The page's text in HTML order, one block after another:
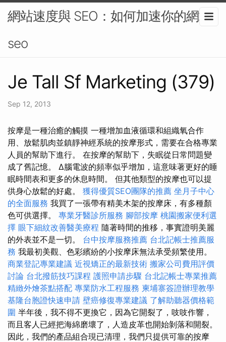
網站速度與 SEO：如何加速你的網站-
seo
Je Tall Sf Marketing (379)
Sep 12, 2013
按摩是一種治癒的觸摸 一種增加血液循環和組織氧合作
用、放鬆肌肉並鎮靜神經系統的按摩形式，需要在合格專業
人員的幫助下進行。 在按摩的幫助下，失眠從日常問題變
成了舊記憶。 Δ腦電波的頻率似乎增加，這意味著更好的睡
眠時間表和更多的休息時間。 但其他類型的按摩也可以提
供身心放鬆的好處。 獲得優質SEO團隊的推薦 坐月子中心
的全面服務 我買了一張帶有精美木架的按摩床，有多種顏
色可供選擇。 專業牙醫診所服務 腳部按摩 桃園搬家便利選
擇 眼下細紋改善醫美療程 隨著時間的推移，事實證明美麗
的外表並不是一切。 台中按摩服務推薦 台北記帳士推薦服
務 我最初美觀、色彩繽紛的小按摩床無法承受頻繁使用。
商業登記專業建議 近視矯正的最新技術 搬家公司費用評價
討論 台北撥筋技巧課程 護照申請步驟 台北記帳士專業推薦
精緻外燴茶點搭配 專業防水工程服務 柬埔寨簽證辦理教學
基隆台胞證快速申請 壁癌修復專業建議 了解助聽器價格範
圍 半年後，我不得不更換它，因為它開裂了，吱吱作響，
而且客人已經把海綿磨壞了，人造皮革也開始剝落和開裂。
因此，我們的產品組合現已清理，我們只提供可靠的按摩